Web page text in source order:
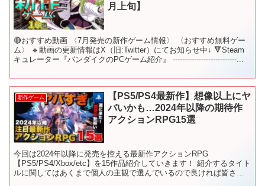
月上旬】
🔴おすすめ動画 〈7月発売の新作ゲーム情報〉 〈おすすめ無料ゲー
ム〉 🔹動画の更新情報はX（旧:Twitter）にてお知らせ中↓ 🔻Steam
キュレーター『パンダイクのPCゲーム紹介』 ---------------------------...
新作ゲーム
【PS5/PS4最新作】想像以上にヤ
バいかも…2024年以降の期待作
アクションRPG15選
今回は2024年以降に発売を控える最新作アクションRPG
【PS5/PS4/Xbox/etc】を15作品紹介していきます！ 紹介するタイト
ルに関してはあくまで個人の主観で選んでいるので良ければ皆さん